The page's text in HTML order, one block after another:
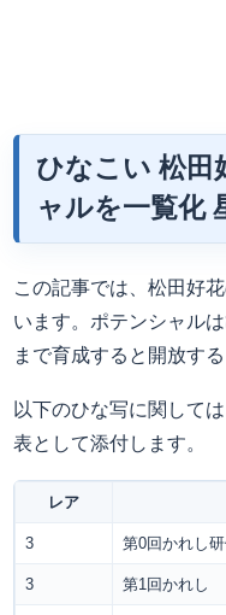
ひなこい 松田
ャルを一覧化
この記事では、松田好
います。ポテンシャル
まで育成すると開放す
以下のひな写に関して
表として添付します。
レア
3 第0回かれし
3 第1回かれし